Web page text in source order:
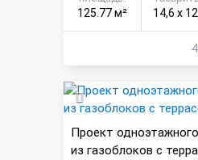
125.77 м² 14,6 х
Проект
из газоблоков с